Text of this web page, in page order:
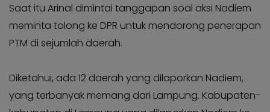
Saat itu Arinal dimintai tanggapan soal aksi Nadiem
meminta tolong ke DPR untuk mendorong penerapan
PTM di sejumlah daerah.
Diketahui, ada 12 daerah yang dilaporkan Nadiem,
yang terbanyak memang dari Lampung. Kabupaten-